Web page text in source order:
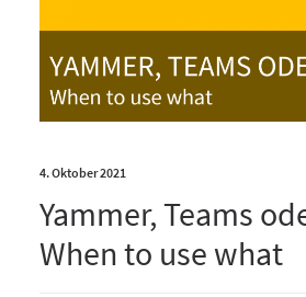
4. Oktober 2021
Yammer, Teams
When to use what